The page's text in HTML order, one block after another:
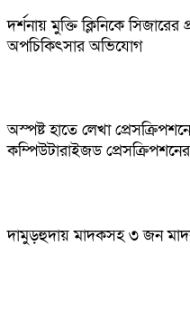
দর্শনায় মুক্তি ক্লিনিকে
অপচিকিৎসার অভিযোগ
অস্পষ্ট হাতে লেখা
কম্পিউটারাইজড
দামুড়হুদায় মাদকসহ ৩ জন